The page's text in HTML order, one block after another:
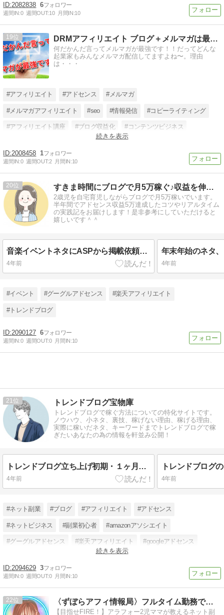
2082838 6
週間IN:0 週間OUT:10 月間IN:10
19 DRMアフィリエイト ブログ＋メルマガは最強です
何だかんだ言ってメルマガが最強です！！だってどんな
起業家もみんなメルマガ配信してますよね〜。理由
は・・・
#アフィリエイト #アドセンス #メルマガ
#メルマガアフィリエイト #seo #情報発信 #コピーライティング
#アフィリエイト講座 #ブログ収益化 #コンテンツビジネス
続きを表示
2008458 1
週間IN:0 週間OUT:2 月間IN:10
20 すきま時間にブログで月5万稼ぐ♪収益を伸ばすコツ！
2歳児を自宅育児しながらブログで月5万稼いでいます。
半年間でアドセンス収益5万達成したコツやリアルタイム
の実践記をお届けします！是非参考にしていただけると
嬉しいです＾＾
音楽イベントネタにASPから掲載依頼のご連絡が！！
4年前
年末年始のネタ
4年前
#イベント #グーグルアドセンス #楽天アフィリエイト
#トレンドブログ
2090127 6
週間IN:0 週間OUT:0 月間IN:10
21 トレンドブログ宝物庫
トレンドブログで稼ぐ方法についての特化サイトです。
ノウハウ、小ネタ、裏技、稼げない理由、稼げる理由、
実際に稼いだネタ、キーワードまでトレンドブログで稼
ぎたいあなたの為の情報を軒並み公開！
トレンドブログ立ち上げ初期・１ヶ月目の爆発ネタとキーワードを公開！
4年前 4年前
#ネット副業 #ブログ #アフィリエイト #アドセンス
#ネットビジネス #副業初心者 #amazonアソシエイト
#グーグルアドセンス #楽天アフィリエイト #googleアドセンス
続きを表示
2094629 3
週間IN:0 週間OUT:0 月間IN:10
22 〈ずぼらアフィ情報局〉フルタイム勤務でもネット副業で稼ぐ！
【目指せFIRE！】アラフォー2児ママが教えるネット副